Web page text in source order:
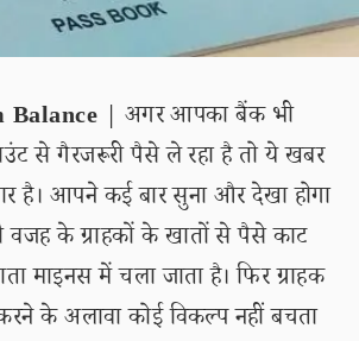
| अगर आपका बैंक भी
से गैरजरूरी पैसे ले रहा है तो ये खबर
है। आपने कई बार सुना और देखा होगा
वजह के ग्राहकों के खातों से पैसे काट
माइनस में चला जाता है। फिर ग्राहक
के अलावा कोई विकल्प नहीं बचता